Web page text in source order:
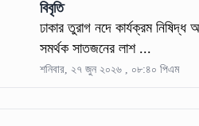
বিবৃতি
ঢাকার তুরাগ নদে কার্যক্রম নিষিদ্ধ
সমর্থক সাতজনের লাশ ...
শনিবার, ২৭ জুন ২০২৬ , ০৮:৪০ পিএম